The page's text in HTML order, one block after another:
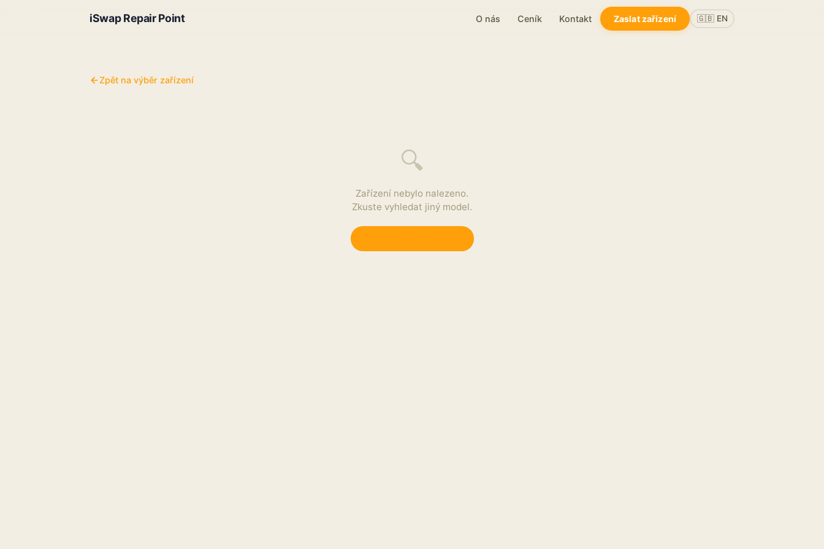
iSwap Repair Point O nás Ceník Kontakt Zaslat zařízení 🇬🇧 EN
Zpět na výběr zařízení
🔍
Zařízení nebylo nalezeno.
Zkuste vyhledat jiný model.